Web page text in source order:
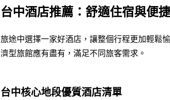
台中酒店推薦：舒適住宿與便
旅途中選擇一家好酒店，讓整個行程更加輕鬆
濟型旅館應有盡有，滿足不同旅客需求。
台中核心地段優質酒店清單